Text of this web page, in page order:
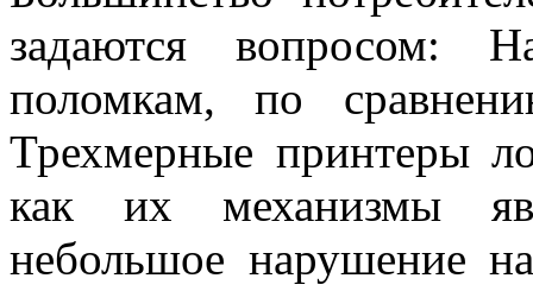
задаются вопросом:
поломкам, по
Трехмерные принтеры
как их механизмы
небольшое нарушение